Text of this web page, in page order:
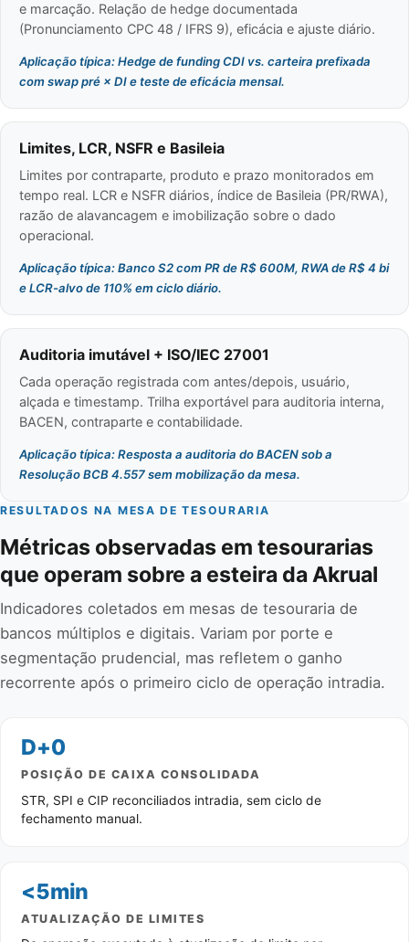
e marcação. Relação de hedge documentada
(Pronunciamento CPC 48 / IFRS 9), eficácia e ajuste diário.
Aplicação típica: Hedge de funding CDI vs. carteira prefixada
com swap pré × DI e teste de eficácia mensal.
Limites, LCR, NSFR e Basileia
Limites por contraparte, produto e prazo monitorados em
tempo real. LCR e NSFR diários, índice de Basileia (PR/RWA),
razão de alavancagem e imobilização sobre o dado
operacional.
Aplicação típica: Banco S2 com PR de R$ 600M, RWA de R$ 4 bi
e LCR-alvo de 110% em ciclo diário.
Auditoria imutável + ISO/IEC 27001
Cada operação registrada com antes/depois, usuário,
alçada e timestamp. Trilha exportável para auditoria interna,
BACEN, contraparte e contabilidade.
Aplicação típica: Resposta a auditoria do BACEN sob a
Resolução BCB 4.557 sem mobilização da mesa.
RESULTADOS NA MESA DE TESOURARIA
Métricas observadas em tesourarias
que operam sobre a esteira da Akrual
Indicadores coletados em mesas de tesouraria de
bancos múltiplos e digitais. Variam por porte e
segmentação prudencial, mas refletem o ganho
recorrente após o primeiro ciclo de operação intradia.
D+0
POSIÇÃO DE CAIXA CONSOLIDADA
STR, SPI e CIP reconciliados intradia, sem ciclo de
fechamento manual.
<5min
ATUALIZAÇÃO DE LIMITES